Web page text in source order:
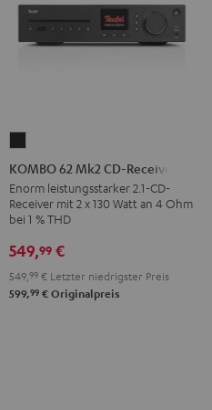
62
Mk2
CD-
Receiver
Night
Black
KOMBO 62 Mk2 CD-Receiver
Enorm leistungsstarker 2.1-CD-
Receiver mit 2 x 130 Watt an 4 Ohm
bei 1 % THD
549,99 €
549, 99 € Letzter niedrigster Preis
599,99 € Originalpreis